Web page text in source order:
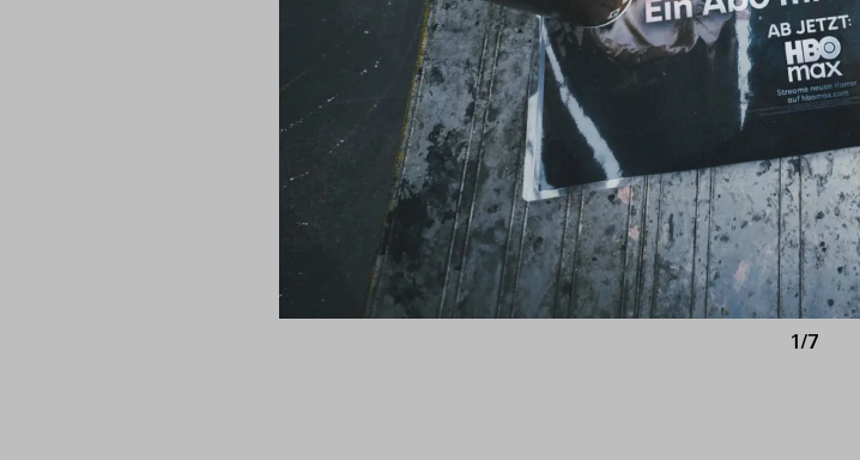
1/7